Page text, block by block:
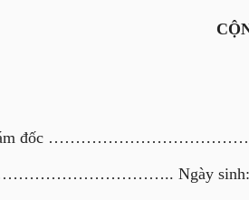
Giám đốc
Ngày